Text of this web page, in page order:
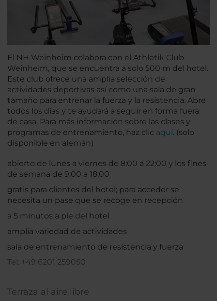
El NH Weinheim colabora con el Athletik Club
Weinheim, que se encuentra a solo 500 m del hotel.
Este club ofrece una amplia selección de
actividades deportivas así como una sala de gran
tamaño para entrenar la fuerza y la resistencia. Abre
todos los días y te ayudará a seguir en forma fuera
de casa. Para más información sobre las clases y
programas de entrenamiento, haz clic aquí. (solo
disponible en alemán)
abierto de lunes a viernes de 8:00 a 22:00 y los fines
de semana de 9:00 a 18:00
gratis para clientes del hotel; para acceder se
necesita un pase que se recoge en recepción
a 5 minutos a pie del hotel
amplia variedad de actividades
sala de entrenamiento de resistencia y fuerza
Tel: +49 6201 259050
Terraza al aire libre